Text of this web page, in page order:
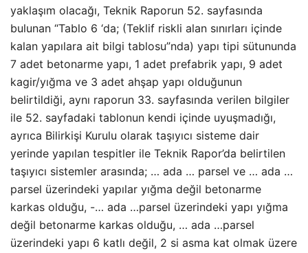
yaklaşım olacağı, Teknik Raporun 52. sayfasında
bulunan “Tablo 6 ‘da; (Teklif riskli alan sınırları içinde
kalan yapılara ait bilgi tablosu”nda) yapı tipi sütununda
7 adet betonarme yapı, 1 adet prefabrik yapı, 9 adet
kagir/yığma ve 3 adet ahşap yapı olduğunun
belirtildiği, aynı raporun 33. sayfasında verilen bilgiler
ile 52. sayfadaki tablonun kendi içinde uyuşmadığı,
ayrıca Bilirkişi Kurulu olarak taşıyıcı sisteme dair
yerinde yapılan tespitler ile Teknik Rapor’da belirtilen
taşıyıcı sistemler arasında; … ada … parsel ve … ada …
parsel üzerindeki yapılar yığma değil betonarme
karkas olduğu, -… ada …parsel üzerindeki yapı yığma
değil betonarme karkas olduğu, … ada …parsel
üzerindeki yapı 6 katlı değil, 2 si asma kat olmak üzere